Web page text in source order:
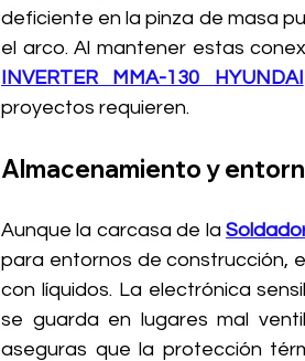
deficiente en la pinza de masa
el arco. Al mantener estas
INVERTER MMA-130 HYUNDAI
proyectos requieren.
Almacenamiento y
Aunque la carcasa de la
para entornos de construcción,
con líquidos. La electrónica
se guarda en lugares mal
aseguras que la protección